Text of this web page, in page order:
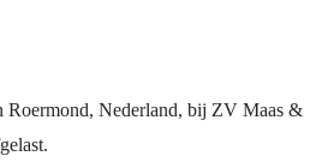
Roermond, Nederland, bij ZV Maas &